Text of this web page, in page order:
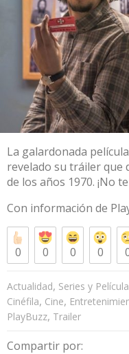
La galardonada
revelado su tráiler que
de los años 1970. ¡No
Con información de
0 0 0 0
Actualidad, Series y
Cinéfila, Cine,
PlayBuzz, Trailer
Compartir por: